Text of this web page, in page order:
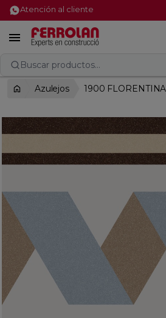
Atención al cliente

Buscar productos...
Azulejos 1900